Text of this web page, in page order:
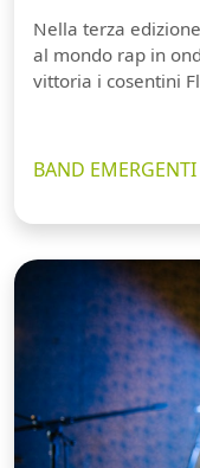
Nella terza
al mondo rap in
vittoria i cosentini
BAND EMERGENTI